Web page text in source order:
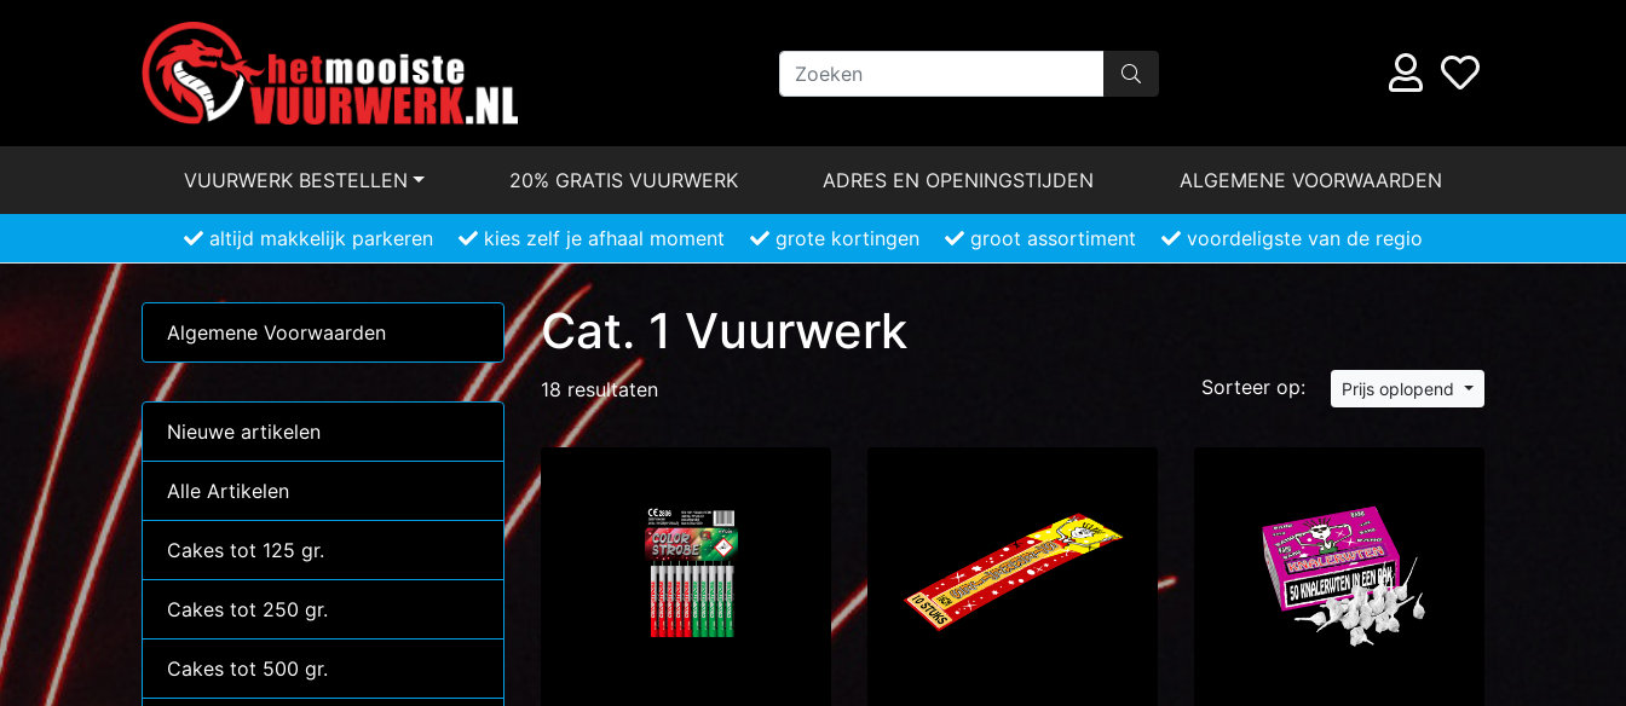
VUURWERK BESTELLEN 20% GRATIS VUURWERK ADRES EN OPENINGSTIJDEN ALGEMENE VOORWAARDEN
altijd makkelijk parkeren kies zelf je afhaal moment grote kortingen groot assortiment voordeligste van de regio
Algemene Voorwaarden
Nieuwe artikelen
Alle Artikelen
Cakes tot 125 gr.
Cakes tot 250 gr.
Cakes tot 500 gr.
Cat. 1 Vuurwerk
18 resultaten Sorteer op: Prijs oplopend